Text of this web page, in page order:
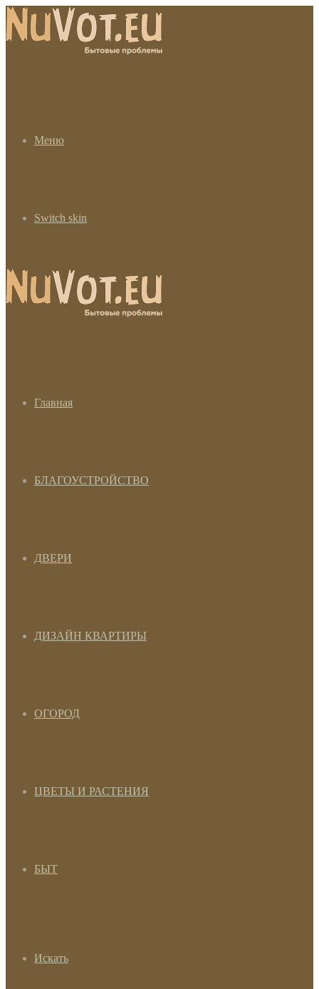
Меню
Switch skin
Главная
БЛАГОУСТРОЙСТВО
ДВЕРИ
ДИЗАЙН КВАРТИРЫ
ОГОРОД
ЦВЕТЫ И РАСТЕНИЯ
БЫТ
Искать